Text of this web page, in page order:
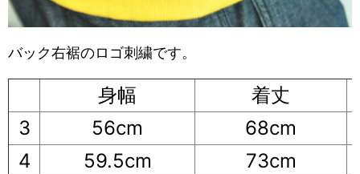
バック右裾のロゴ刺繍です。
身幅
着丈
3
56cm
68cm
4
59.5cm
73cm